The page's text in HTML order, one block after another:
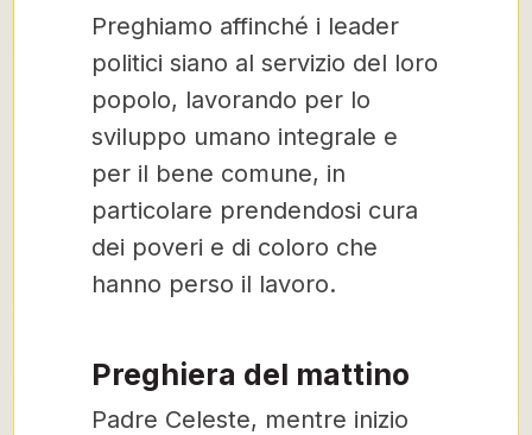
Preghiamo affinché i leader
politici siano al servizio del loro
popolo, lavorando per lo
sviluppo umano integrale e
per il bene comune, in
particolare prendendosi cura
dei poveri e di coloro che
hanno perso il lavoro.
Preghiera del mattino
Padre Celeste, mentre inizio